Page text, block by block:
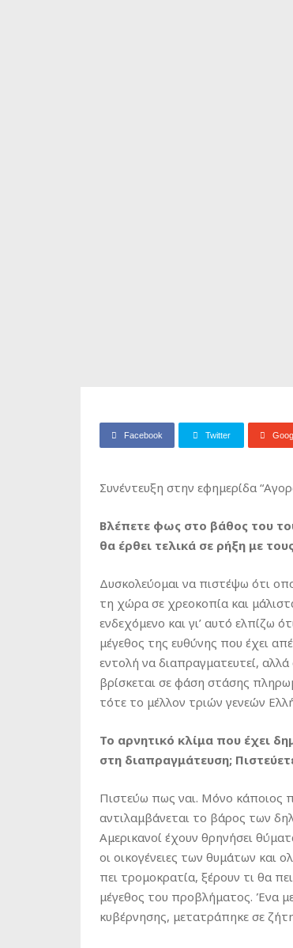
Facebook Twitter
Συνέντευξη στην εφημερίδα
Βλέπετε φως στο βάθος του
θα έρθει τελικά σε ρήξη με
Δυσκολεύομαι να πιστέψω ότι
τη χώρα σε χρεοκοπία και
ενδεχόμενο και γι’ αυτό ελπίζω
μέγεθος της ευθύνης που έχει
εντολή να διαπραγματευτεί,
βρίσκεται σε φάση στάσης
τότε το μέλλον τριών γενεών
Το αρνητικό κλίμα που έχει
στη διαπραγμάτευση;
Πιστεύω πως ναι. Μόνο κάποιος
αντιλαμβάνεται το βάρος των
Αμερικανοί έχουν θρηνήσει
οι οικογένειες των θυμάτων και
πει τρομοκρατία, ξέρουν τι θα
μέγεθος του προβλήματος. Ένα
κυβέρνησης, μετατράπηκε σε